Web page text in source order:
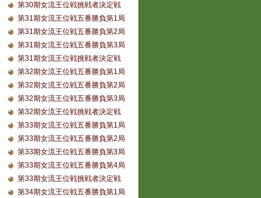
第30期女流王位戦挑戦者決定戦
第31期女流王位戦五番勝負第1局
第31期女流王位戦五番勝負第2局
第31期女流王位戦五番勝負第3局
第31期女流王位戦挑戦者決定戦
第32期女流王位戦五番勝負第1局
第32期女流王位戦五番勝負第2局
第32期女流王位戦五番勝負第3局
第32期女流王位戦挑戦者決定戦
第33期女流王位戦五番勝負第1局
第33期女流王位戦五番勝負第2局
第33期女流王位戦五番勝負第3局
第33期女流王位戦五番勝負第4局
第33期女流王位戦挑戦者決定戦
第34期女流王位戦五番勝負第1局